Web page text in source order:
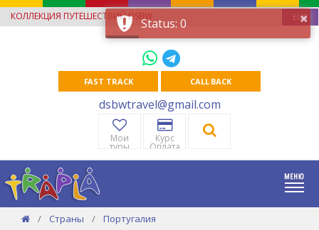
КОЛЛЕКЦИЯ ПУТЕШЕСТВИЙ DSBW EUR
FAST TRACK CALL BACK
dsbwtravel@gmail.com
Мои
туры
Курс
Оплата
Страны
Португалия
×
Status: 0